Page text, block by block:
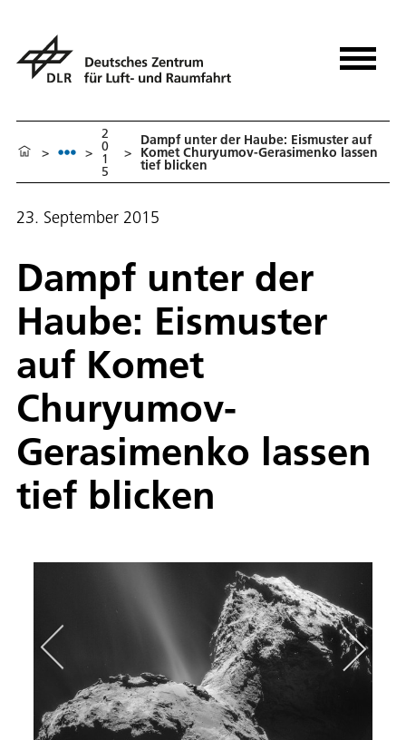
> >
2
0
1
5
>
Dampf unter der Haube: Eismuster auf
Komet Churyumov-Gerasimenko lassen
tief blicken
23. September 2015
Dampf unter der
Haube: Eismuster
auf Komet
Churyumov-
Gerasimenko lassen
tief blicken